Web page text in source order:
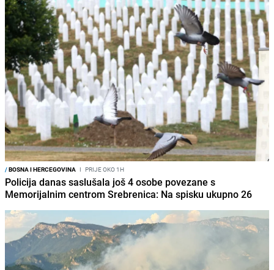
/BOSNA I HERCEGOVINA I PRIJE OKO 1H
Policija danas saslušala još 4 osobe povezane s
Memorijalnim centrom Srebrenica: Na spisku ukupno 26